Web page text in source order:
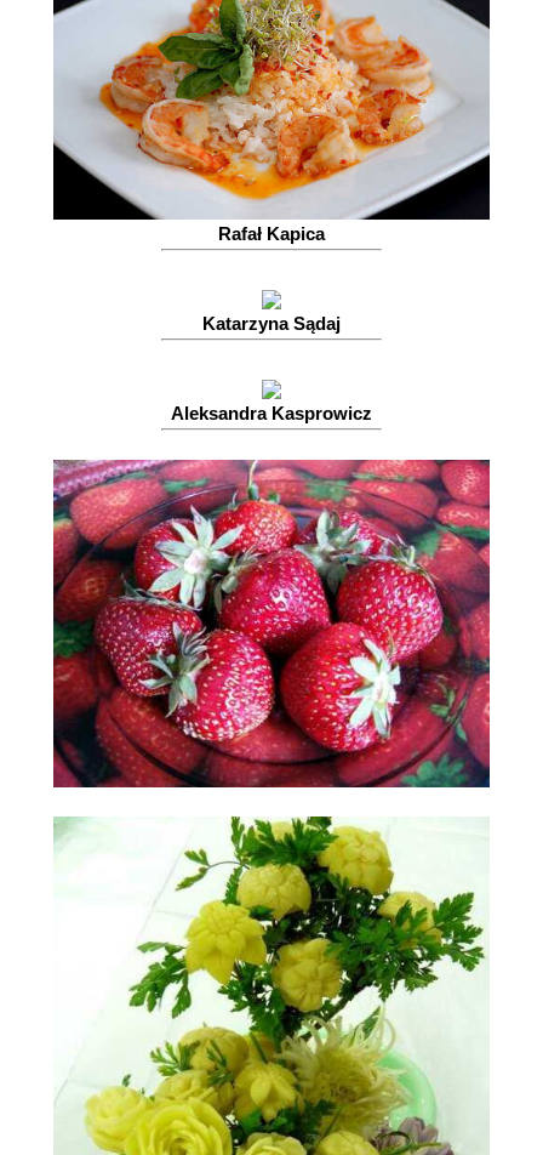
Rafał Kapica
Katarzyna Sądaj
Aleksandra Kasprowicz